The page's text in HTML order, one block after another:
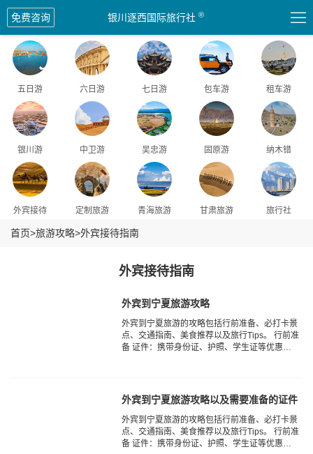

免费咨询 银川逐西国际旅行社 ®
五日游 六日游 七日游 包车游 租车游
银川游 中卫游 吴忠游 固原游 纳木错
外宾接待 定制旅游 青海旅游 甘肃旅游 旅行社
首页>旅游攻略>外宾接待指南
外宾接待指南
外宾到宁夏旅游攻略
‌外宾到宁夏旅游的攻略‌包括行前准备、必打卡景
点、交通指南、美食推荐以及旅行Tips。 行前准
备 ‌证件‌：携带身份证、护照、学生证等优惠证
外宾到宁夏旅游攻略以及需要准备的证件
‌外宾到宁夏旅游的攻略‌包括行前准备、必打卡景
点、交通指南、美食推荐以及旅行Tips。 行前准
备 ‌证件‌：携带身份证、护照、学生证等优惠证